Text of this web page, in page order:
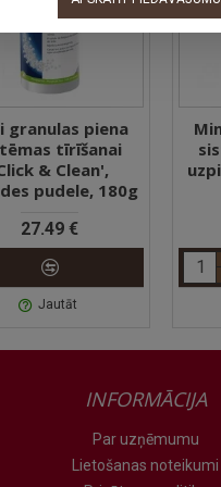
Mini granulas piena
sistēmas tīrīšanai,
uzpildes pudele, 90 g
Jautāt
INFORMĀCIJA
Par uzņēmumu
Lietošanas noteikumi